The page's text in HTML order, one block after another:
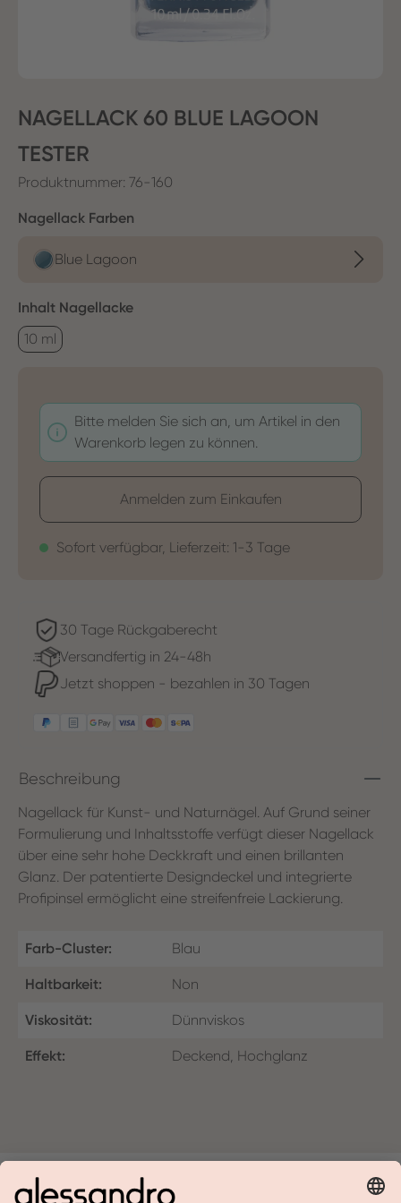
NAGELLACK 60 BLUE LAGOON
TESTER
Produktnummer: 76-160
Nagellack Farben
Blue Lagoon
Inhalt Nagellackeauswählen
10 ml
Bitte melden Sie sich an, um Artikel in den
Warenkorb legen zu können.
Anmelden zum Einkaufen
Sofort verfügbar, Lieferzeit: 1-3 Tage
30 Tage Rückgaberecht
Versandfertig in 24-48h
Jetzt shoppen - bezahlen in 30 Tagen
Beschreibung
Nagellack für Kunst- und Naturnägel. Auf Grund seiner
Formulierung und Inhaltsstoffe verfügt dieser Nagellack
über eine sehr hohe Deckkraft und einen brillanten
Glanz. Der patentierte Designdeckel und integrierte
Profipinsel ermöglicht eine streifenfreie Lackierung.
Farb-Cluster: Blau
Haltbarkeit: Non
Viskosität: Dünnviskos
Effekt: Deckend, Hochglanz